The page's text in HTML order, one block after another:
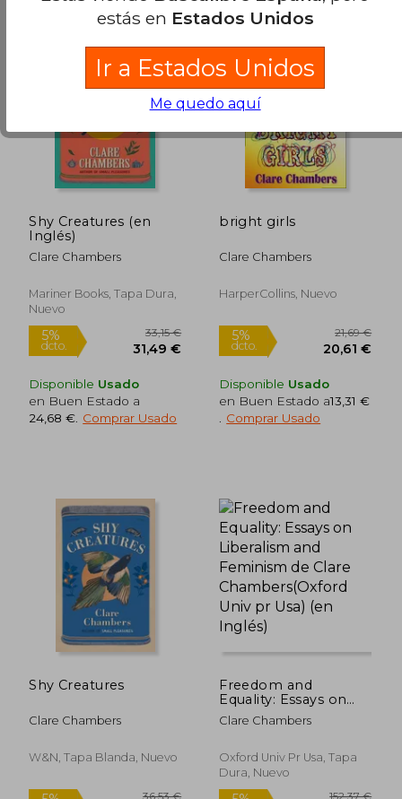
25,84 €
Shy Creatures (en
Inglés)
Clare Chambers
Mariner Books, Tapa Dura,
Nuevo
Disponible Usado
en Buen Estado a
24,68 € Comprar Usado
bright girls
Clare Chambers
HarperCollins, Nuevo
Disponible Usado
en Buen Estado a13,31 €
Comprar Usado
Shy Creatures
Clare Chambers
W&N, Tapa Blanda, Nuevo
Freedom and
Equality: Essays on
Liberalism and
Feminism de Clare
Univ pr Usa) (en
Inglés)
Clare Chambers
Oxford Univ Pr Usa, Tapa
Dura, Nuevo
estás en Estados Unidos
Ir a Estados Unidos
Me quedo aquí